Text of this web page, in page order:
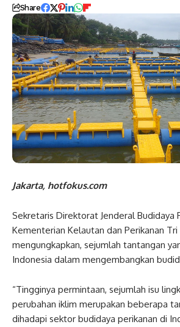
Share
Jakarta, hotfokus.com
Sekretaris Direktorat Jenderal Budidaya
Kementerian Kelautan dan Perikanan Tri
mengungkapkan, sejumlah tantangan
Indonesia dalam mengembangkan
“Tingginya permintaan, sejumlah isu
perubahan iklim merupakan beberapa
dihadapi sektor budidaya perikanan di